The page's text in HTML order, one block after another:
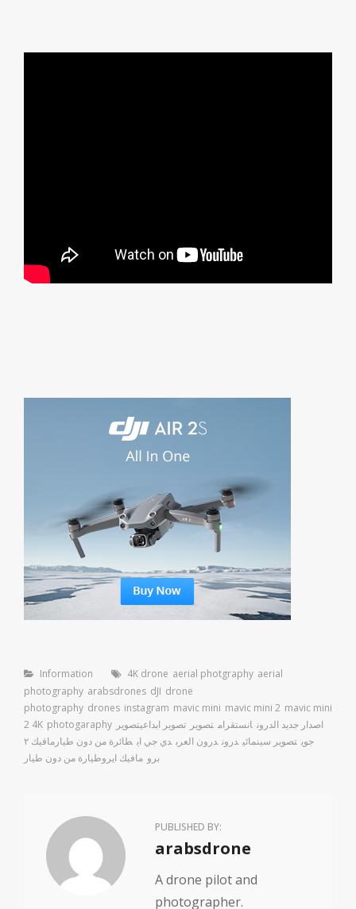
Categories
Information Tags
4K drone aerial photgraphy aerial
photography arabsdrones dJI drone
photography drones instagram mavic mini mavic mini 2 mavic mini
2 4K photogaraphy اصدار جديد الدرون انستقرام تصوير تصوير ابداعيتصوير
جوي تصوير سينمائي درون درون العرب دي جي اي طائرة من دون طيار
مافيك ٢
برو مافيك اير وطيارة من دون طيار
PUBLISHED BY:
Author:
arabsdrone
A drone pilot and
photographer.